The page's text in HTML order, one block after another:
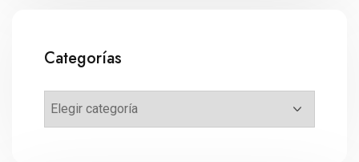
Categorías